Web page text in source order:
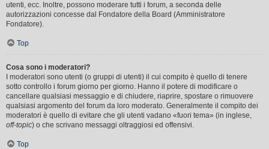
utenti, ecc. Inoltre, possono moderare tutti i forum, a seconda delle
autorizzazioni concesse dal Fondatore della Board (Amministratore
Fondatore).
Top
Cosa sono i moderatori?
I moderatori sono utenti (o gruppi di utenti) il cui compito è quello di tenere
sotto controllo i forum giorno per giorno. Hanno il potere di modificare o
cancellare qualsiasi messaggio e di chiudere, riaprire, spostare o rimuovere
qualsiasi argomento del forum da loro moderato. Generalmente il compito dei
moderatori è quello di evitare che gli utenti vadano «fuori tema» (in inglese,
off-topic) o che scrivano messaggi oltraggiosi ed offensivi.
Top